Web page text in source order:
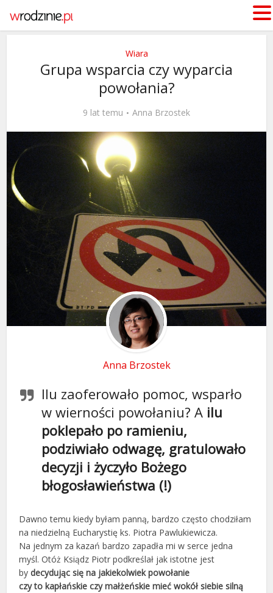
Wiara
Grupa wsparcia czy wyparcia
powołania?
9 lat temu Anna Brzostek
Anna Brzostek
Ilu zaoferowało pomoc, wsparło
w wierności powołaniu? A ilu
poklepało po ramieniu,
podziwiało odwagę, gratulowało
decyzji i życzyło Bożego
błogosławieństwa (!)
Dawno temu kiedy byłam panną, bardzo często chodziłam
na niedzielną Eucharystię ks. Piotra Pawlukiewicza.
Na jednym za kazań bardzo zapadła mi w serce jedna
myśl. Otóż Ksiądz Piotr podkreślał jak istotne jest
bydecydując się na jakiekolwiek powołanie
czy to kapłańskie czy małżeńskie mieć wokół siebie silną